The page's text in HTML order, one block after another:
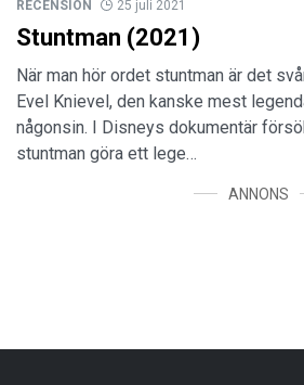
RECENSION 25 juli 2021
Stuntman (2021)
När man hör ordet stuntman är det
Evel Knievel, den kanske mest
någonsin. I Disneys dokumentär
stuntman göra ett lege…
ANNONS